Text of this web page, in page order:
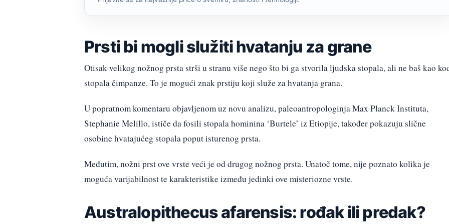
Prsti bi mogli služiti hvatanju za grane
Otisak velikog nožnog prsta strši u stranu više nego što bi ga stvorila ljudska stopala, ali ne baš kao
stopala čimpanze. To je mogući znak prstiju koji služe za hvatanja grana.
U popratnom komentaru objavljenom uz novu analizu, paleoantropologinja Max Planck Instituta,
Stephanie Melillo, ističe da fosili stopala hominina ‘Burtele’ iz Etiopije, također pokazuju slične
osobine hvatajućeg stopala poput isturenog prsta.
Međutim, nožni prst ove vrste veći je od drugog nožnog prsta. Unatoč tome, nije poznato kolika je
moguća varijabilnost te karakteristike između jedinki ove misteriozne vrste.
Australopithecus afarensis: rođak ili predak?